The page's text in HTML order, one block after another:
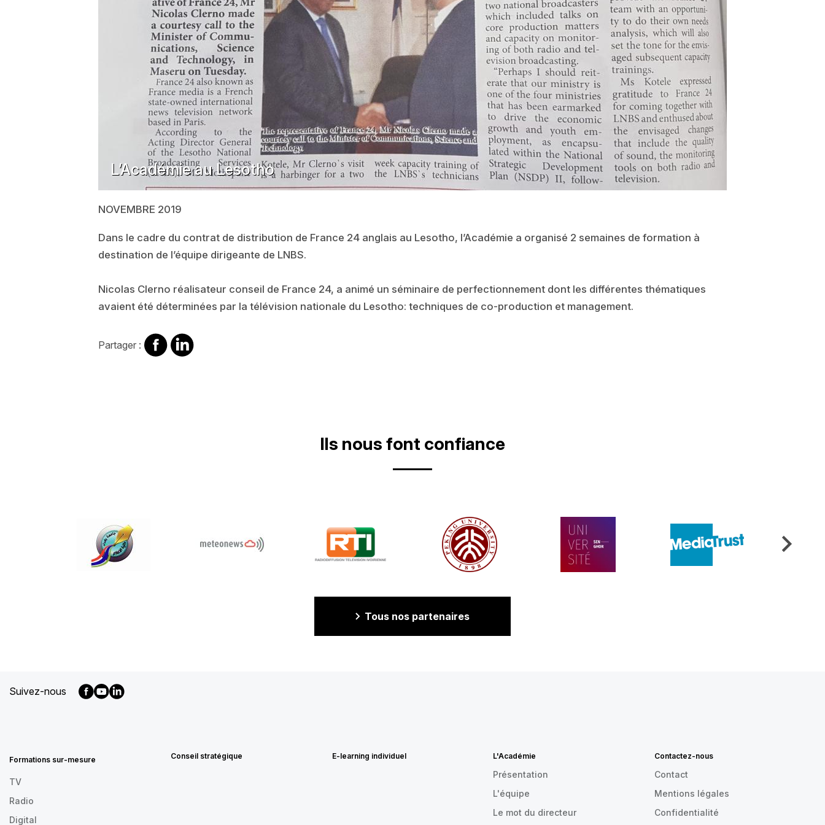
L’Académie au Lesotho
NOVEMBRE 2019
Dans le cadre du contrat de distribution de France 24 anglais au Lesotho, l’Académie a organisé 2 semaines de formation à
destination de l’équipe dirigeante de LNBS.
Nicolas Clerno réalisateur conseil de France 24, a animé un séminaire de perfectionnement dont les différentes thématiques
avaient été déterminées par la télévision nationale du Lesotho: techniques de co-production et management.
Partager : Partager
sur
Partager
sur
Ils nous font confiance
Tous nos partenaires
Suivez-nous
FR
Formations sur-mesure
TV
Radio
Digital
Conseil stratégique E-learning individuel L'Académie
Présentation
L'équipe
Le mot du directeur
Contactez-nous
Contact
Mentions légales
Confidentialité